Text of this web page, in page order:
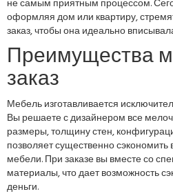
не самым приятным процессом.
оформляя дом или квартиру,
заказ, чтобы она идеально
Преимущества
заказ
Мебель изготавливается
Вы решаете с дизайнером все
размеры, толщину стен,
позволяет существенно
мебели. При заказе вы вместе со
материалы, что дает возможность
деньги.